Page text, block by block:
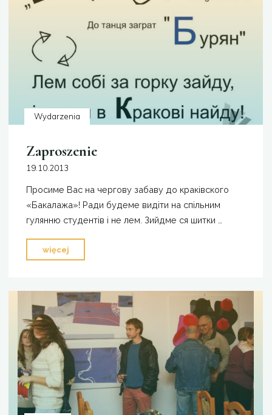
Wydarzenia
Zaproszenie
19.10.2013
Просиме Вас на чергову забаву до краківского
«Бакалажа»! Ради будеме видіти на спільним
гулянню студентів і не лем. Зийдме ся шитки …
więcej